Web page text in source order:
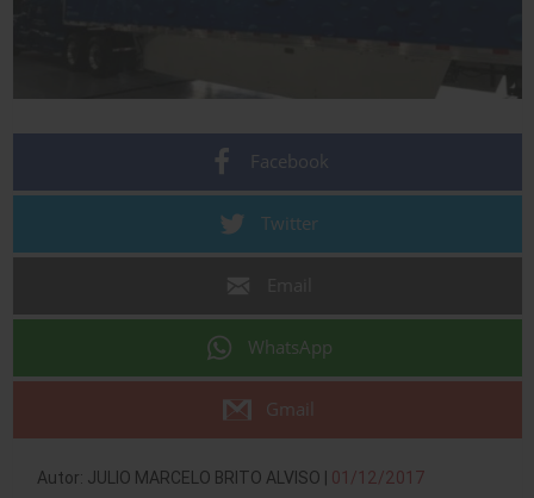
Facebook
Twitter
WhatsApp
Gmail
Autor: JULIO MARCELO BRITO ALVISO | 01/12/2017